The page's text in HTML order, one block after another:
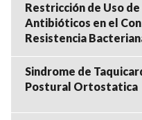
Restricción de Uso de
Antibióticos en el
Resistencia
Sindrome de
Postural Ortostatica